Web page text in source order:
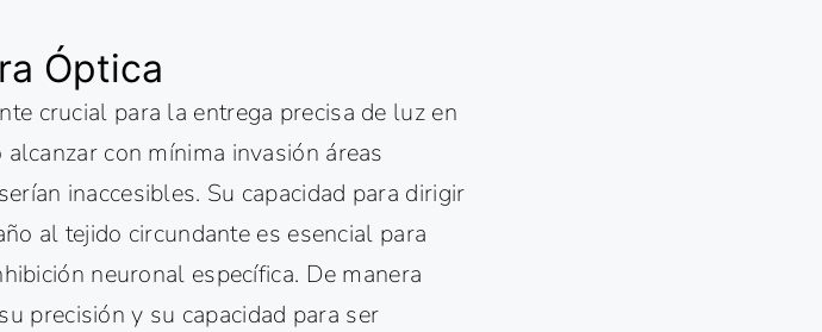
Óptica
crucial para la entrega precisa de luz en
con mínima invasión áreas
inaccesibles. Su capacidad para dirigir
al tejido circundante es esencial para
neuronal específica. De manera
precisión y su capacidad para ser